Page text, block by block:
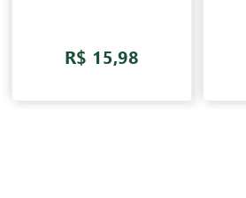
R$ 15,98